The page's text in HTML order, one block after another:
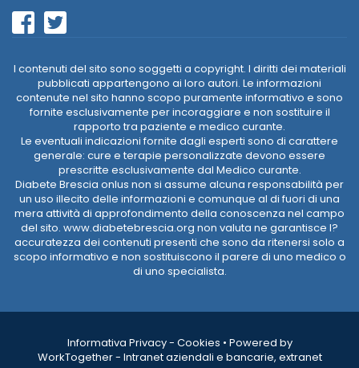
I contenuti del sito sono soggetti a copyright. I diritti dei materiali
pubblicati appartengono ai loro autori. Le informazioni
contenute nel sito hanno scopo puramente informativo e sono
fornite esclusivamente per incoraggiare e non sostituire il
rapporto tra paziente e medico curante.
Le eventuali indicazioni fornite dagli esperti sono di carattere
generale: cure e terapie personalizzate devono essere
prescritte esclusivamente dal Medico curante.
Diabete Brescia onlus non si assume alcuna responsabilità per
un uso illecito delle informazioni e comunque al di fuori di una
mera attività di approfondimento della conoscenza nel campo
del sito. www.diabetebrescia.org non valuta ne garantisce l?
accuratezza dei contenuti presenti che sono da ritenersi solo a
scopo informativo e non sostituiscono il parere di uno medico o
di uno specialista.
Informativa Privacy- Cookies • Powered by
WorkTogether - Intranet aziendali e bancarie, extranet